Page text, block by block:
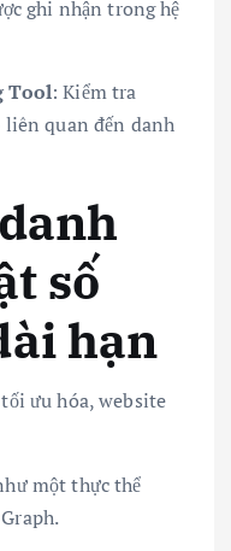
ghi nhận trong hệ
Tool: Kiểm tra
liên quan đến danh
số
hạn
ưu hóa, website
một thực thể